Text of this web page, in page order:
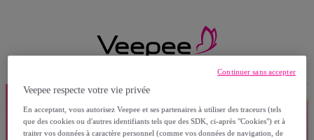
Veepee respecte votre vie privée
En acceptant, vous autorisez Veepee et ses partenaires à utiliser des traceurs (tels
que des cookies ou d'autres identifiants tels que des SDK, ci-après "Cookies") et à
traiter vos données à caractère personnel (comme vos données de navigation, de
Continuer sans accepter